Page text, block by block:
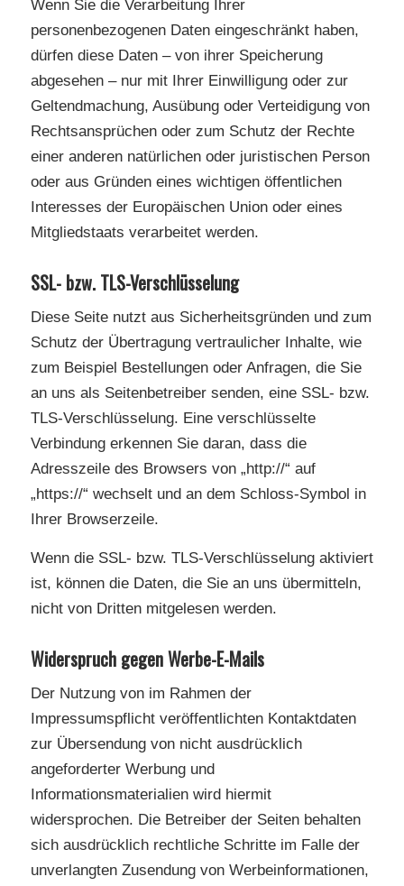
Wenn Sie die Verarbeitung Ihrer
personenbezogenen Daten eingeschränkt haben,
dürfen diese Daten – von ihrer Speicherung
abgesehen – nur mit Ihrer Einwilligung oder zur
Geltendmachung, Ausübung oder Verteidigung von
Rechtsansprüchen oder zum Schutz der Rechte
einer anderen natürlichen oder juristischen Person
oder aus Gründen eines wichtigen öffentlichen
Interesses der Europäischen Union oder eines
Mitgliedstaats verarbeitet werden.
SSL- bzw. TLS-Verschlüsselung
Diese Seite nutzt aus Sicherheitsgründen und zum
Schutz der Übertragung vertraulicher Inhalte, wie
zum Beispiel Bestellungen oder Anfragen, die Sie
an uns als Seitenbetreiber senden, eine SSL- bzw.
TLS-Verschlüsselung. Eine verschlüsselte
Verbindung erkennen Sie daran, dass die
Adresszeile des Browsers von „http://“ auf
„https://“ wechselt und an dem Schloss-Symbol in
Ihrer Browserzeile.
Wenn die SSL- bzw. TLS-Verschlüsselung aktiviert
ist, können die Daten, die Sie an uns übermitteln,
nicht von Dritten mitgelesen werden.
Widerspruch gegen Werbe-E-Mails
Der Nutzung von im Rahmen der
Impressumspflicht veröffentlichten Kontaktdaten
zur Übersendung von nicht ausdrücklich
angeforderter Werbung und
Informationsmaterialien wird hiermit
widersprochen. Die Betreiber der Seiten behalten
sich ausdrücklich rechtliche Schritte im Falle der
unverlangten Zusendung von Werbeinformationen,